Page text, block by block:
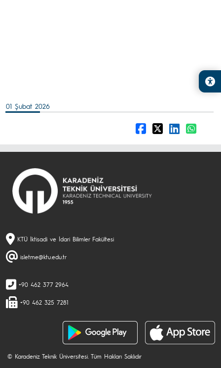
01 Şubat 2026
KTÜ İktisadi ve İdari Bilimler Fakültesi
isletme@ktu.edu.tr
+90 462 377 2964
+90 462 325 7281
© Karadeniz Teknik Üniversitesi. Tüm Hakları Saklıdır